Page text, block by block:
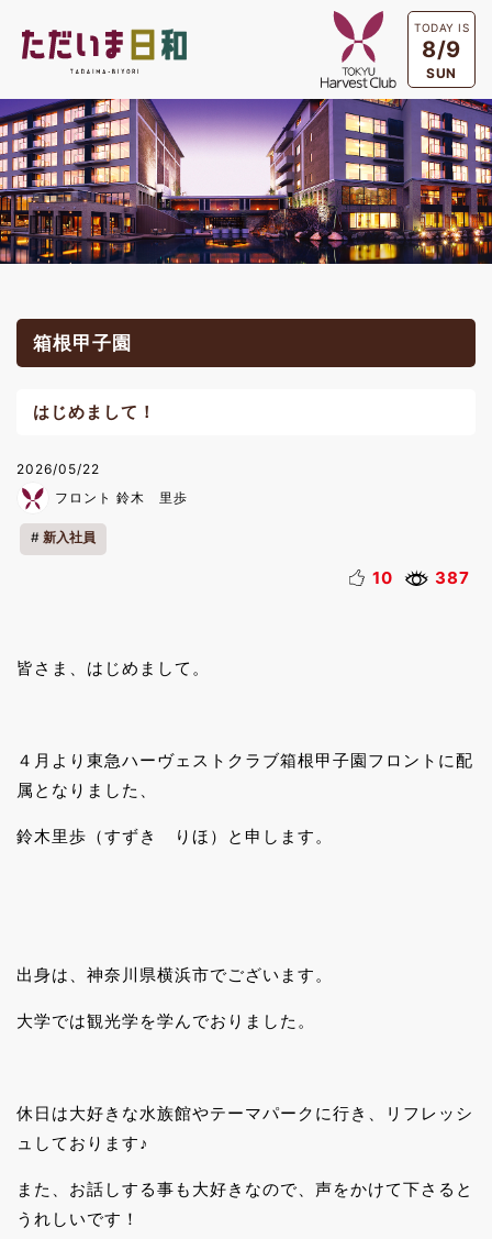
TODAY IS
8/9
SUN
箱根甲子園
はじめまして！
2026/05/22
フロント 鈴木 里歩
新入社員
10 387
皆さま、はじめまして。
４月より東急ハーヴェストクラブ箱根甲子園フロントに配
属となりました、
鈴木里歩（すずき りほ）と申します。
出身は、神奈川県横浜市でございます。
大学では観光学を学んでおりました。
休日は大好きな水族館やテーマパークに行き、リフレッシ
ュしております♪
また、お話しする事も大好きなので、声をかけて下さると
うれしいです！